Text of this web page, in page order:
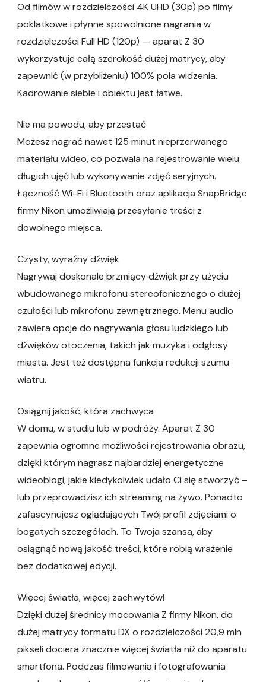
Od filmów w rozdzielczości 4K UHD (30p) po filmy
poklatkowe i płynne spowolnione nagrania w
rozdzielczości Full HD (120p) — aparat Z 30
wykorzystuje całą szerokość dużej matrycy, aby
zapewnić (w przybliżeniu) 100% pola widzenia.
Kadrowanie siebie i obiektu jest łatwe.
Nie ma powodu, aby przestać
Możesz nagrać nawet 125 minut nieprzerwanego
materiału wideo, co pozwala na rejestrowanie wielu
długich ujęć lub wykonywanie zdjęć seryjnych.
Łączność Wi-Fi i Bluetooth oraz aplikacja SnapBridge
firmy Nikon umożliwiają przesyłanie treści z
dowolnego miejsca.
Czysty, wyraźny dźwięk
Nagrywaj doskonale brzmiący dźwięk przy użyciu
wbudowanego mikrofonu stereofonicznego o dużej
czułości lub mikrofonu zewnętrznego. Menu audio
zawiera opcje do nagrywania głosu ludzkiego lub
dźwięków otoczenia, takich jak muzyka i odgłosy
miasta. Jest też dostępna funkcja redukcji szumu
wiatru.
Osiągnij jakość, która zachwyca
W domu, w studiu lub w podróży. Aparat Z 30
zapewnia ogromne możliwości rejestrowania obrazu,
dzięki którym nagrasz najbardziej energetyczne
wideoblogi, jakie kiedykolwiek udało Ci się stworzyć –
lub przeprowadzisz ich streaming na żywo. Ponadto
zafascynujesz oglądających Twój profil zdjęciami o
bogatych szczegółach. To Twoja szansa, aby
osiągnąć nową jakość treści, które robią wrażenie
bez dodatkowej edycji.
Więcej światła, więcej zachwytów!
Dzięki dużej średnicy mocowania Z firmy Nikon, do
dużej matrycy formatu DX o rozdzielczości 20,9 mln
pikseli dociera znacznie więcej światła niż do aparatu
smartfona. Podczas filmowania i fotografowania